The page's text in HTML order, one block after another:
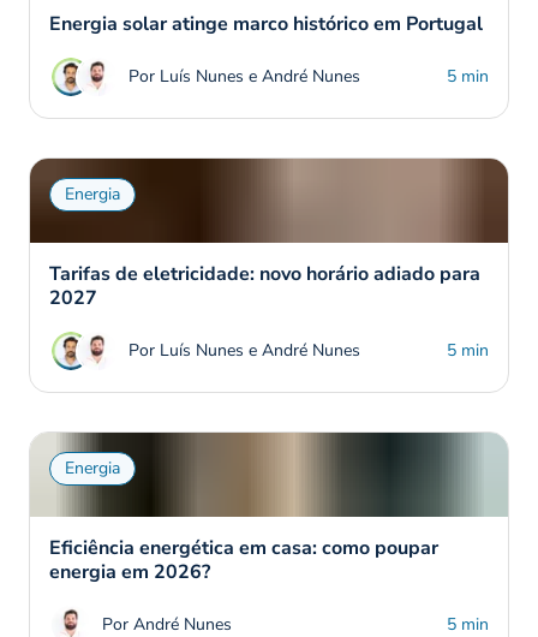
Energia solar atinge marco histórico em Portugal
Por Luís Nunes e André Nunes 5 min
Energia
Tarifas de eletricidade: novo horário adiado para
2027
Por Luís Nunes e André Nunes 5 min
Energia
Eficiência energética em casa: como poupar
energia em 2026?
Por André Nunes 5 min